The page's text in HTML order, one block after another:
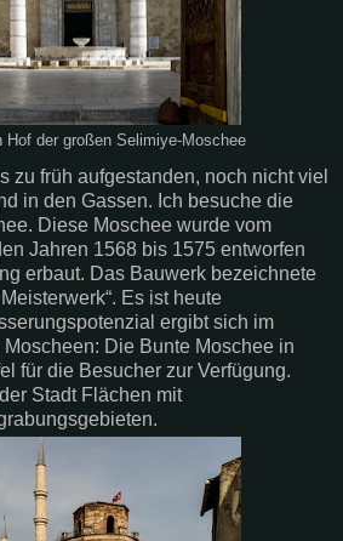
Hof der großen Selimiye-Moschee
zu früh aufgestanden, noch nicht viel
in den Gassen. Ich besuche die
Diese Moschee wurde vom
Jahren 1568 bis 1575 entworfen
erbaut. Das Bauwerk bezeichnete
Es ist heute
ergibt sich im
Die Bunte Moschee in
für die Besucher zur Verfügung.
Stadt Flächen mit